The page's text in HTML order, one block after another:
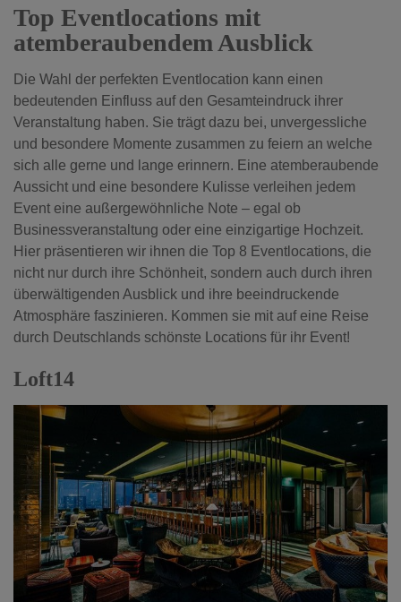
Top Eventlocations mit
atemberaubendem Ausblick
Die Wahl der perfekten Eventlocation kann einen
bedeutenden Einfluss auf den Gesamteindruck ihrer
Veranstaltung haben. Sie trägt dazu bei, unvergessliche
und besondere Momente zusammen zu feiern an welche
sich alle gerne und lange erinnern. Eine atemberaubende
Aussicht und eine besondere Kulisse verleihen jedem
Event eine außergewöhnliche Note – egal ob
Businessveranstaltung oder eine einzigartige Hochzeit.
Hier präsentieren wir ihnen die Top 8 Eventlocations, die
nicht nur durch ihre Schönheit, sondern auch durch ihren
überwältigenden Ausblick und ihre beeindruckende
Atmosphäre faszinieren. Kommen sie mit auf eine Reise
durch Deutschlands schönste Locations für ihr Event!
Loft14